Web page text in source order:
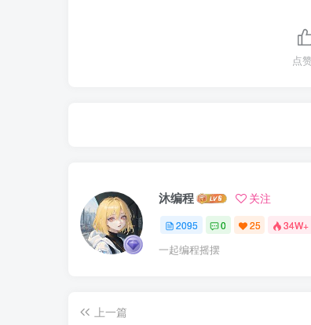
点
沐编程 关注
2095 0 25 34W+
一起编程摇摆
上一篇